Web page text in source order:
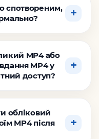
спотвореним,
MP4 або
MP4 у
доступ?
обліковий
MP4 після